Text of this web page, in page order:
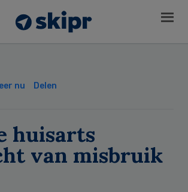
nu Delen
huisarts
van misbruik